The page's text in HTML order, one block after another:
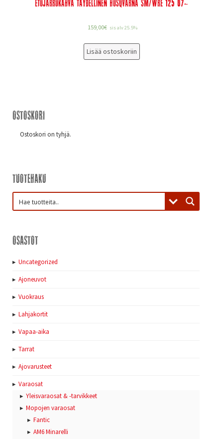
159,00€ sis alv 25.5%
Lisää ostoskoriin
Ostoskori
Ostoskori on tyhjä.
Tuotehaku
Osastot
Uncategorized
Ajoneuvot
Vuokraus
Lahjakortit
Vapaa-aika
Tarrat
Ajovarusteet
Varaosat
Yleisvaraosat & -tarvikkeet
Mopojen varaosat
Fantic
AM6 Minarelli